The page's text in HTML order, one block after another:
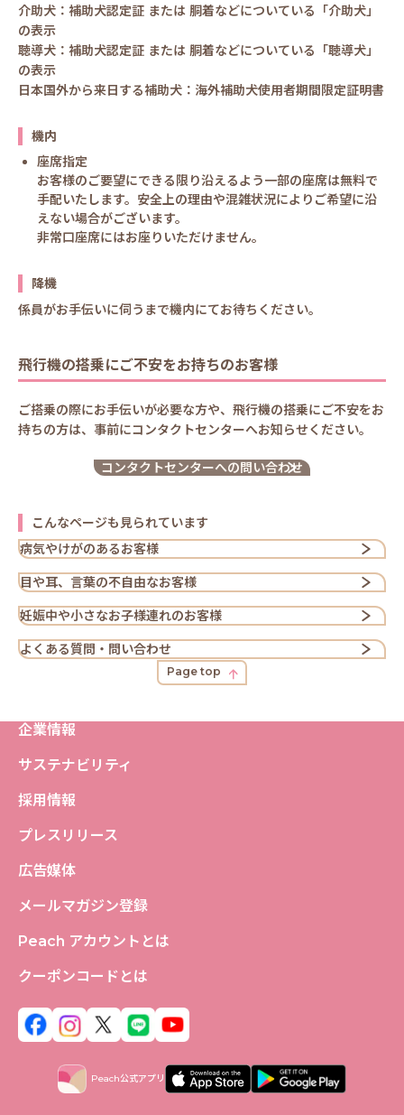
介助犬：補助犬認定証 または 胴着などについている「介助犬」
の表示
聴導犬：補助犬認定証 または 胴着などについている「聴導犬」
の表示
日本国外から来日する補助犬：海外補助犬使用者期間限定証明書
機内
座席指定
お客様のご要望にできる限り沿えるよう一部の座席は無料で
手配いたします。安全上の理由や混雑状況によりご希望に沿
えない場合がございます。
非常口座席にはお座りいただけません。
降機
係員がお手伝いに伺うまで機内にてお待ちください。
飛行機の搭乗にご不安をお持ちのお客様
ご搭乗の際にお手伝いが必要な方や、飛行機の搭乗にご不安をお
持ちの方は、事前にコンタクトセンターへお知らせください。
コンタクトセンターへの問い合わせ
こんなページも見られています
病気やけがのあるお客様
目や耳、言葉の不自由なお客様
妊娠中や小さなお子様連れのお客様
よくある質問・問い合わせ
Page top
企業情報
サステナビリティ
採用情報
プレスリリース
広告媒体
メールマガジン登録
Peach アカウントとは
クーポンコードとは
Peach公式アプリ